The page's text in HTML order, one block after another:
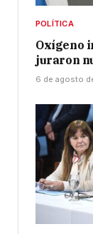
POLÍTICA
Oxígeno
juraron
6 de agosto